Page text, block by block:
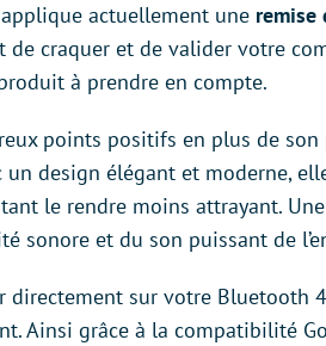
actuellement une remise
de craquer et de valider votre
à prendre en compte.
points positifs en plus de
design élégant et moderne,
le rendre moins attrayant.
sonore et du son puissant de
directement sur votre Bluetooth
Ainsi grâce à la compatibilité